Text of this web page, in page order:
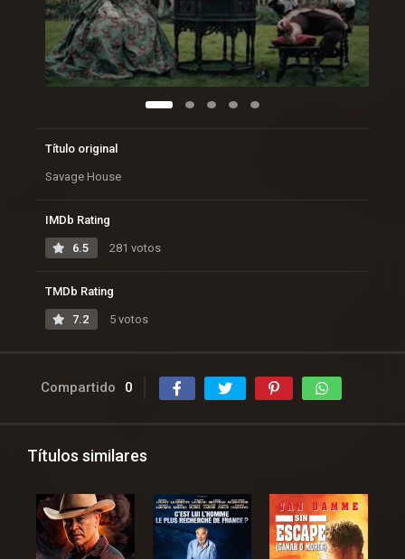
Título original
Savage House
IMDb Rating
6.5 281 votos
TMDb Rating
7.2 5 votos
Compartido 0
Títulos similares